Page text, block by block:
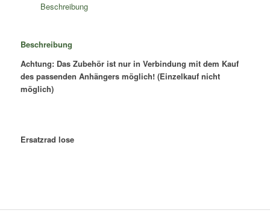
Beschreibung
Beschreibung
Achtung: Das Zubehör ist nur in Verbindung mit dem Kauf
des passenden Anhängers möglich! (Einzelkauf nicht
möglich)
Ersatzrad lose